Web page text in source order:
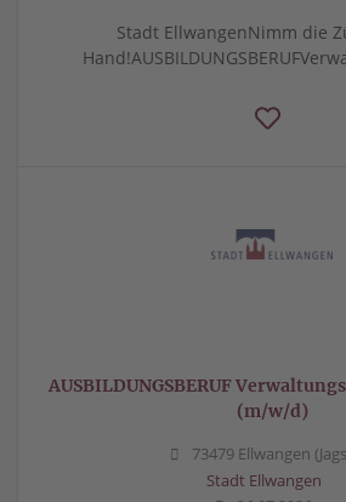
Stadt EllwangenNimm die
AUSBILDUNGSBERUF
(m/w/d)
73479 Ellwangen
Stadt Ellwangen